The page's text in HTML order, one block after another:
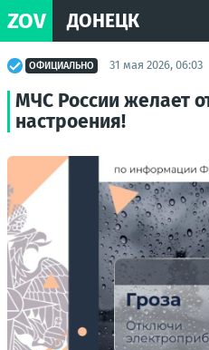
ZOV ДОНЕЦК
ОФИЦИАЛЬНО 31 мая 2026, 06:03
МЧС России желает
настроения!